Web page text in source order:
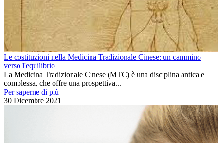
Le costituzioni nella Medicina Tradizionale Cinese: un cammino
verso l'equilibrio
La Medicina Tradizionale Cinese (MTC) è una disciplina antica e
complessa, che offre una prospettiva...
Per saperne di più
30 Dicembre 2021